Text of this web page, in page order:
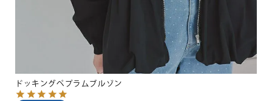
ドッキングペプラムブルゾン